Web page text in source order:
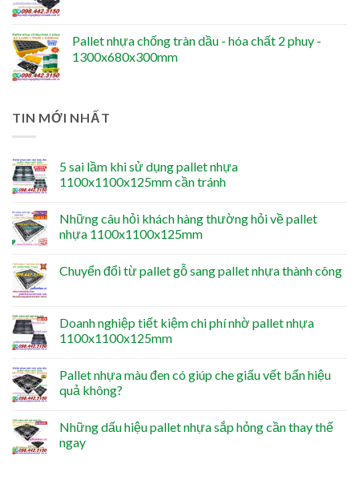
Pallet nhựa chống tràn dầu - hóa chất 2 phuy -
1300x680x300mm
TIN MỚI NHẤT
5 sai lầm khi sử dụng pallet nhựa
1100x1100x125mm cần tránh
Những câu hỏi khách hàng thường hỏi về pallet
nhựa 1100x1100x125mm
Chuyển đổi từ pallet gỗ sang pallet nhựa thành công
Doanh nghiệp tiết kiệm chi phí nhờ pallet nhựa
1100x1100x125mm
Pallet nhựa màu đen có giúp che giấu vết bẩn hiệu
quả không?
Những dấu hiệu pallet nhựa sắp hỏng cần thay thế
ngay